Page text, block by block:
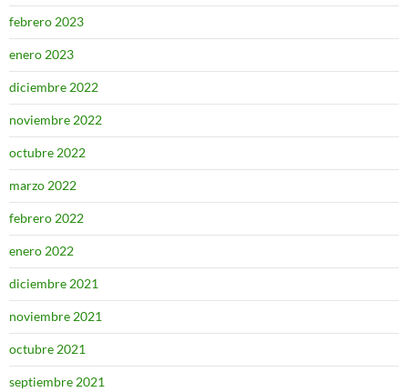
febrero 2023
enero 2023
diciembre 2022
noviembre 2022
octubre 2022
marzo 2022
febrero 2022
enero 2022
diciembre 2021
noviembre 2021
octubre 2021
septiembre 2021